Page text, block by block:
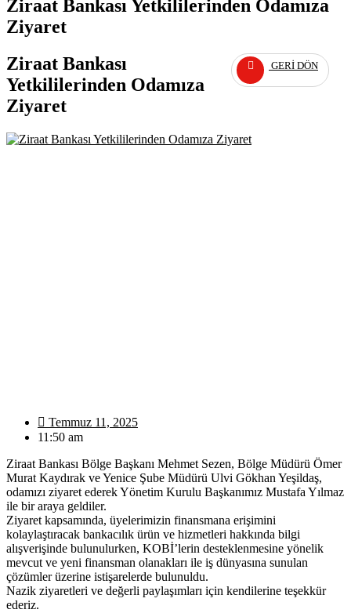
Ziraat Bankası Yetkililerinden Odamıza
Ziyaret
GERI DÖN
Ziraat Bankası
Yetkililerinden Odamıza
Ziyaret
Temmuz 11, 2025
11:50 am
Ziraat Bankası Bölge Başkanı Mehmet Sezen, Bölge Müdürü Ömer
Murat Kaydırak ve Yenice Şube Müdürü Ulvi Gökhan Yeşildaş,
odamızı ziyaret ederek Yönetim Kurulu Başkanımız Mustafa Yılmaz
ile bir araya geldiler.
Ziyaret kapsamında, üyelerimizin finansmana erişimini
kolaylaştıracak bankacılık ürün ve hizmetleri hakkında bilgi
alışverişinde bulunulurken, KOBİ’lerin desteklenmesine yönelik
mevcut ve yeni finansman olanakları ile iş dünyasına sunulan
çözümler üzerine istişarelerde bulunuldu.
Nazik ziyaretleri ve değerli paylaşımları için kendilerine teşekkür
ederiz.